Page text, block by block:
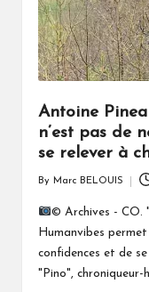
Antoine
n’est pas de
se relever à
by
By Marc BELOUIS
© Archives - CO.
Humanvibes
confidences et de
"Pino", chroniqueur-